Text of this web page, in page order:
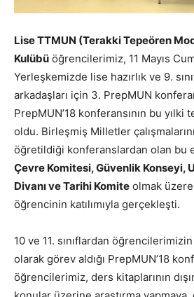
Lise TTMUN (Terakki Tepeören
Kulübü öğrencilerimiz, 11 Mayıs
Yerleşkemizde lise hazırlık ve 9.
arkadaşları için 3. PrepMUN
PrepMUN’18 konferansının bu yılki
oldu. Birleşmiş Milletler
öğretildiği konferanslardan olan bu
Çevre Komitesi, Güvenlik Konseyi,
Divanı ve Tarihi Komite olmak üzere
öğrencinin katılımıyla gerçekleşti.
10 ve 11. sınıflardan
olarak görev aldığı PrepMUN’18
öğrencilerimiz, ders kitaplarının